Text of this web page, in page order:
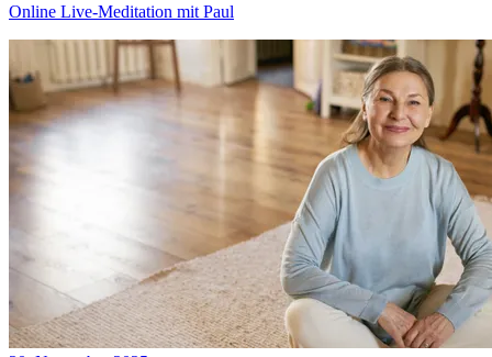
Online Live-Meditation mit Paul